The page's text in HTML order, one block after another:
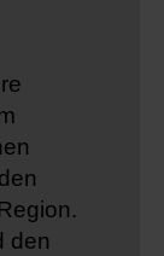
den